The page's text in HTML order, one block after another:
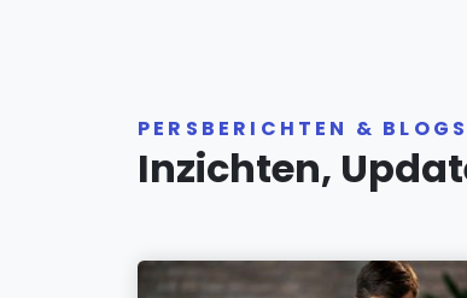
PERSBERICHTEN &
Inzichten,